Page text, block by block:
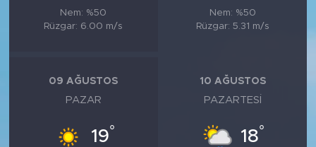
Nem: %50
Rüzgar: 6.00 m/s
Nem: %50
Rüzgar: 5.31 m/s
09 AĞUSTOS
PAZAR
19°
10 AĞUSTOS
PAZARTESI
18°